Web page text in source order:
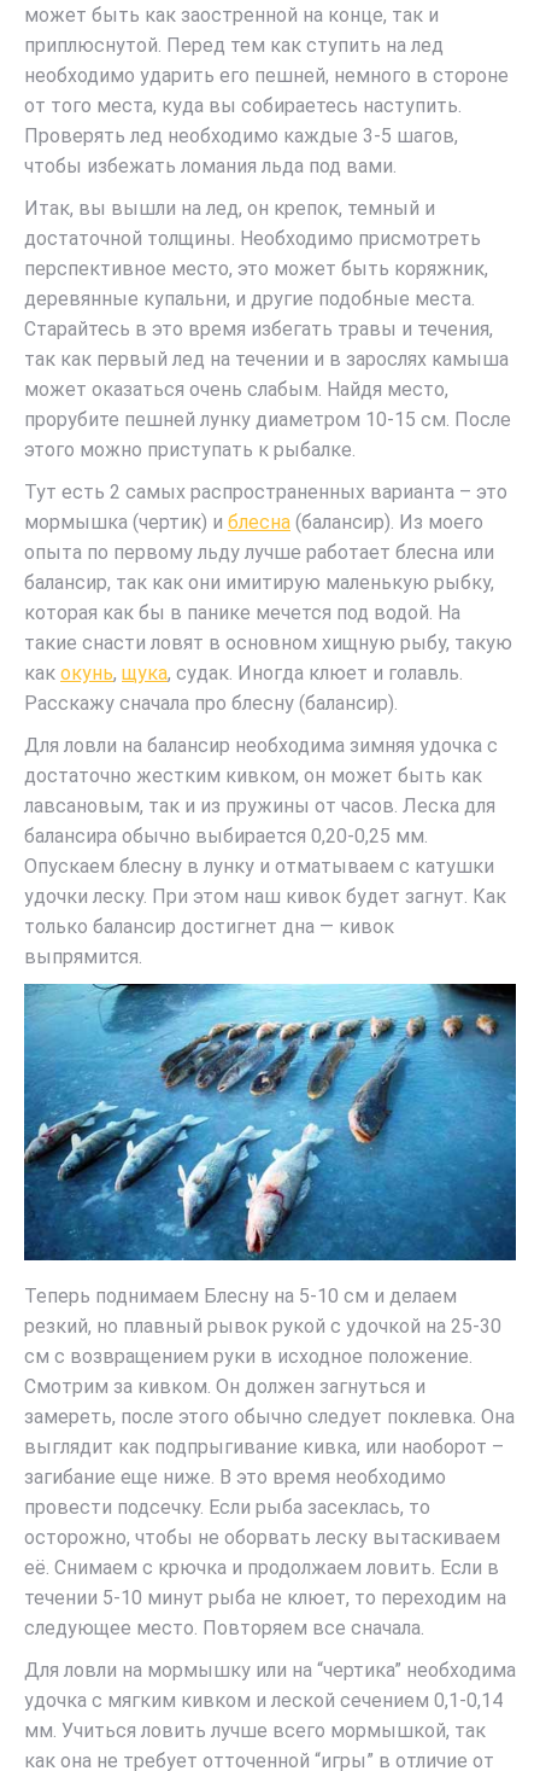
может быть как заостренной на конце, так и
приплюснутой. Перед тем как ступить на лед
необходимо ударить его пешней, немного в стороне
от того места, куда вы собираетесь наступить.
Проверять лед необходимо каждые 3-5 шагов,
чтобы избежать ломания льда под вами.
Итак, вы вышли на лед, он крепок, темный и
достаточной толщины. Необходимо присмотреть
перспективное место, это может быть коряжник,
деревянные купальни, и другие подобные места.
Старайтесь в это время избегать травы и течения,
так как первый лед на течении и в зарослях камыша
может оказаться очень слабым. Найдя место,
прорубите пешней лунку диаметром 10-15 см. После
этого можно приступать к рыбалке.
Тут есть 2 самых распространенных варианта – это
мормышка (чертик) и блесна (балансир). Из моего
опыта по первому льду лучше работает блесна или
балансир, так как они имитирую маленькую рыбку,
которая как бы в панике мечется под водой. На
такие снасти ловят в основном хищную рыбу, такую
как окунь, щука, судак. Иногда клюет и голавль.
Расскажу сначала про блесну (балансир).
Для ловли на балансир необходима зимняя удочка с
достаточно жестким кивком, он может быть как
лавсановым, так и из пружины от часов. Леска для
балансира обычно выбирается 0,20-0,25 мм.
Опускаем блесну в лунку и отматываем с катушки
удочки леску. При этом наш кивок будет загнут. Как
только балансир достигнет дна — кивок
выпрямится.
Теперь поднимаем Блесну на 5-10 см и делаем
резкий, но плавный рывок рукой с удочкой на 25-30
см с возвращением руки в исходное положение.
Смотрим за кивком. Он должен загнуться и
замереть, после этого обычно следует поклевка. Она
выглядит как подпрыгивание кивка, или наоборот –
загибание еще ниже. В это время необходимо
провести подсечку. Если рыба засеклась, то
осторожно, чтобы не оборвать леску вытаскиваем
её. Снимаем с крючка и продолжаем ловить. Если в
течении 5-10 минут рыба не клюет, то переходим на
следующее место. Повторяем все сначала.
Для ловли на мормышку или на “чертика” необходима
удочка с мягким кивком и леской сечением 0,1-0,14
мм. Учиться ловить лучше всего мормышкой, так
как она не требует отточенной “игры” в отличие от